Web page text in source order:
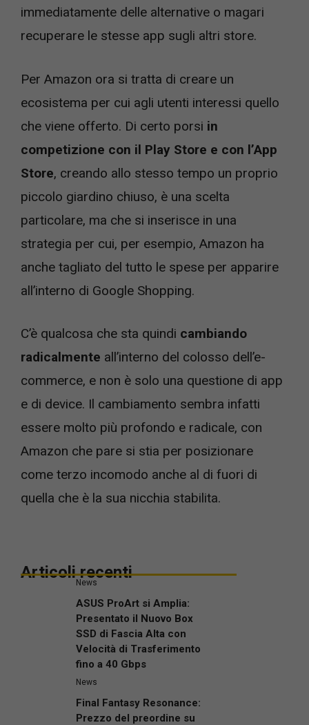
immediatamente delle alternative o magari
recuperare le stesse app sugli altri store.
Per Amazon ora si tratta di creare un
ecosistema per cui agli utenti interessi quello
che viene offerto. Di certo porsi in
competizione con il Play Store e con l’App
Store, creando allo stesso tempo un proprio
piccolo giardino chiuso, è una scelta
particolare, ma che si inserisce in una
strategia per cui, per esempio, Amazon ha
anche tagliato del tutto le spese per apparire
all’interno di Google Shopping.
C’è qualcosa che sta quindi cambiando
radicalmente all’interno del colosso dell’e-
commerce, e non è solo una questione di app
e di device. Il cambiamento sembra infatti
essere molto più profondo e radicale, con
Amazon che pare si stia per posizionare
come terzo incomodo anche al di fuori di
quella che è la sua nicchia stabilita.
Articoli recenti
News
ASUS ProArt si Amplia:
Presentato il Nuovo Box
SSD di Fascia Alta con
Velocità di Trasferimento
fino a 40 Gbps
News
Final Fantasy Resonance:
Prezzo del preordine su